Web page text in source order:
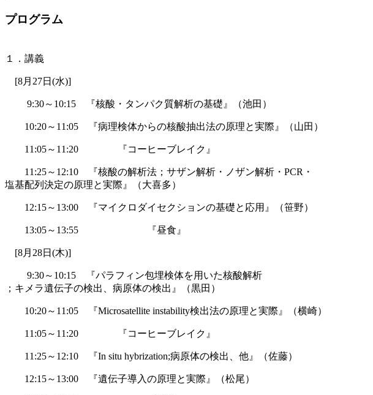
プログラム
１．講義
[8月27日(水)]
9:30～10:15 『核酸・タンパク質解析の基礎』（池田）
10:20～11:05 『病理検体からの核酸抽出法の原理と実際』（山田）
11:05～11:20 『コーヒーブレイク』
11:25～12:10 『核酸の解析法；サザン解析・ノザン解析・PCR・
塩基配列決定の原理と実際』（大喜多）
12:15～13:00 『マイクロダイセクションの基礎と応用』（笹野）
13:05～13:55 『昼食』
[8月28日(木)]
9:30～10:15 『パラフィン包埋検体を用いた核酸解析
；キメラ遺伝子の検出、病原体の検出』（黒田）
10:20～11:05 『Microsatellite instability検出法の原理と実際』（横崎）
11:05～11:20 『コーヒーブレイク』
11:25～12:10 『In situ hybrization;病原体の検出、他』（佐藤）
12:15～13:00 『遺伝子導入の原理と実際』（松尾）